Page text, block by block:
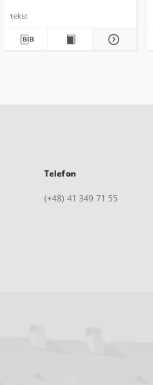
tekst
Telefon
(+48) 41 349 71 55